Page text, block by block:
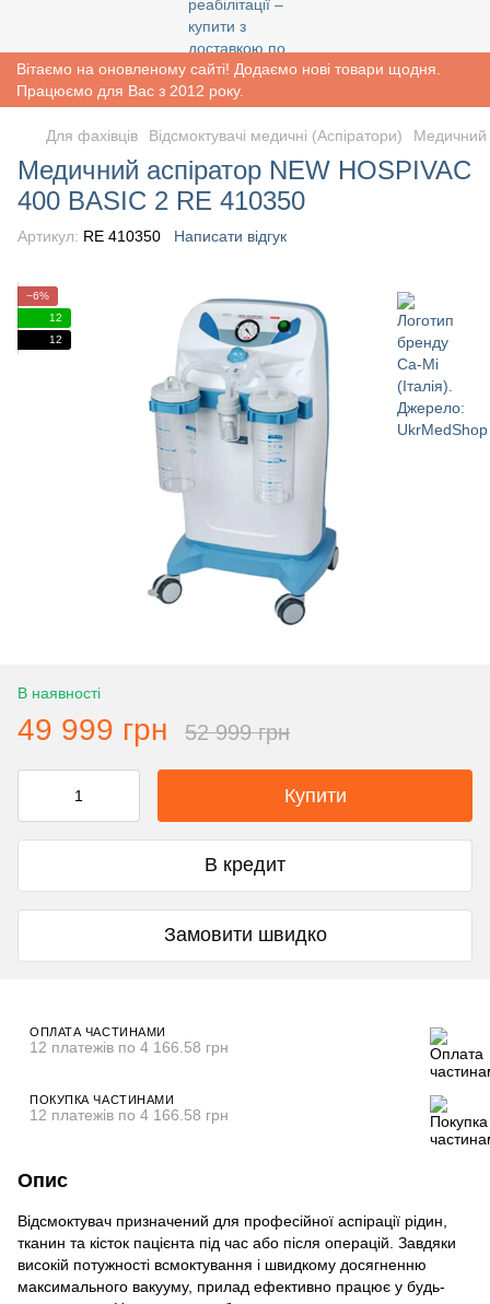
Вітаємо на оновленому сайті! Додаємо нові товари щодня.
Працюємо для Вас з 2012 року.
Для фахівців Відсмоктувачі медичні (Аспіратори) Медичний
Медичний аспіратор NEW HOSPIVAC
400 BASIC 2 RE 410350
Артикул: RE 410350 Написати відгук
−6%
12
12
В наявності
49 999 грн 52 999 грн
Купити
В кредит
Замовити швидко
ОПЛАТА ЧАСТИНАМИ
12 платежів по 4 166.58 грн
ПОКУПКА ЧАСТИНАМИ
12 платежів по 4 166.58 грн
Опис
Відсмоктувач призначений для професійної аспірації рідин,
тканин та кісток пацієнта під час або після операцій. Завдяки
високій потужності всмоктування і швидкому досягненню
максимального вакууму, прилад ефективно працює у будь-